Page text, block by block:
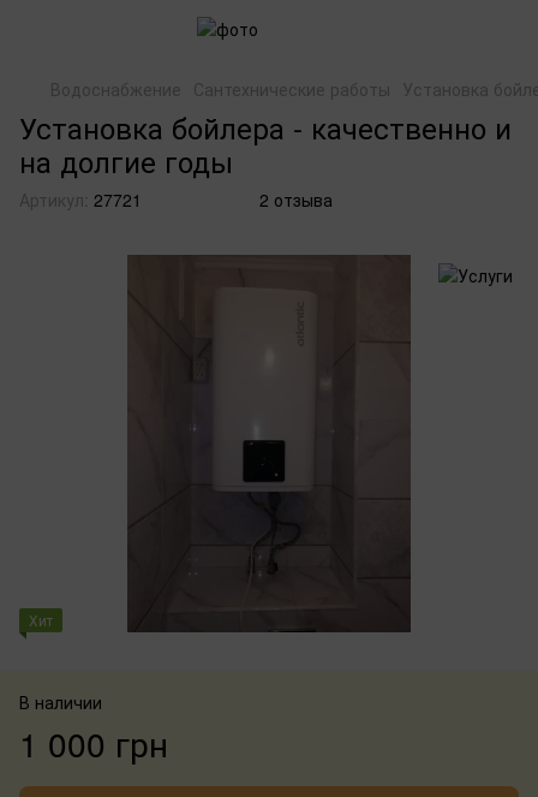
Водоснабжение Сантехнические работы Установка
Установка бойлера - качественно и
на долгие годы
Артикул: 27721 2 отзыва
Хит
В наличии
1 000 грн